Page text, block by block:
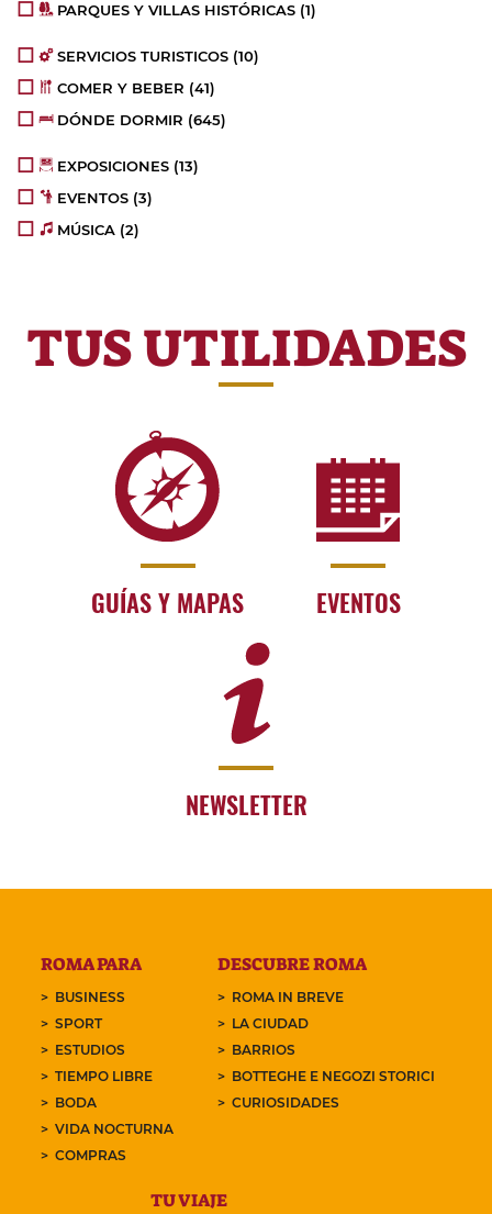
PARQUES Y VILLAS HISTÓRICAS (1)
SERVICIOS TURISTICOS (10)
COMER Y BEBER (41)
DÓNDE DORMIR (645)
EXPOSICIONES (13)
EVENTOS (3)
MÚSICA (2)
TUS UTILIDADES
GUÍAS Y MAPAS EVENTOS
NEWSLETTER
ROMA PARA
BUSINESS
SPORT
ESTUDIOS
TIEMPO LIBRE
BODA
VIDA NOCTURNA
COMPRAS
DESCUBRE ROMA
ROMA IN BREVE
LA CIUDAD
BARRIOS
BOTTEGHE E NEGOZI STORICI
CURIOSIDADES
TU VIAJE